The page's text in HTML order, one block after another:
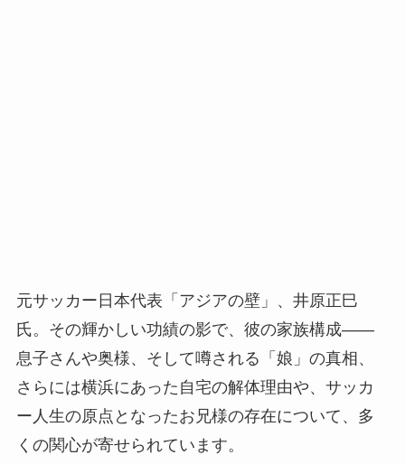
元サッカー日本代表「アジアの壁」、井原正巳
氏。その輝かしい功績の影で、彼の家族構成――
息子さんや奥様、そして噂される「娘」の真相、
さらには横浜にあった自宅の解体理由や、サッカ
ー人生の原点となったお兄様の存在について、多
くの関心が寄せられています。